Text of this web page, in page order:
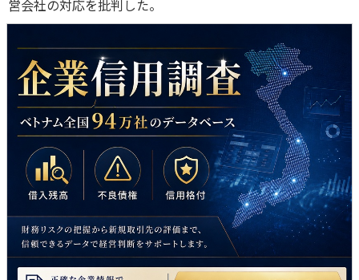
営会社の対応を批判した。